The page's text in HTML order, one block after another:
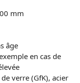
mm
âge
en cas de
verre (GfK), acier